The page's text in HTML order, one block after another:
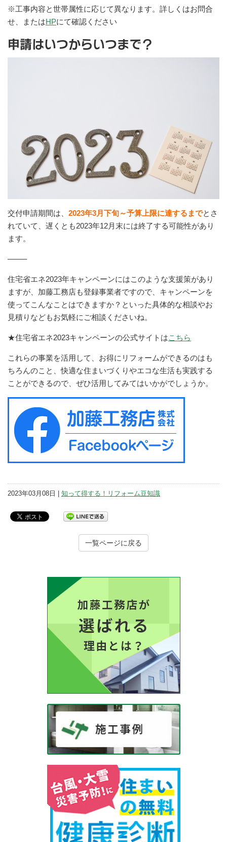
※工事内容と世帯属性に応じて異なります。詳しくはお問合
せ、またはHPにて確認ください
申請はいつからいつまで？
交付申請期間は、 2023年3月下旬～予算上限に達するまでとさ
れていて、遅くとも2023年12月末には終了する可能性があり
ます。
——–
住宅省エネ2023年キャンペーンにはこのような支援策があり
ますが、加藤工務店も登録事業者ですので、キャンペーンを
使ってこんなことはできますか？といった具体的な相談やお
見積りなどもお気軽にご相談くださいね。
★住宅省エネ2023キャンペーンの公式サイトはこちら
これらの事業を活用して、お得にリフォームができるのはも
ちろんのこと、快適な住まいづくりやエコな生活も実践する
ことができるので、ぜひ活用してみてはいかがでしょうか。
2023年03月08日 | 知って得する！リフォーム豆知識
一覧ページに戻る